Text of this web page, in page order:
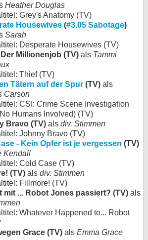
Heather Douglas
Grey's Anatomy (TV)
Housewives (#3.05 Sabotage)
Sarah
Desperate Housewives (TV)
Millionenjob (TV) als Tammi
Thief (TV)
Tätern auf der Spur (TV) als
Carson
CSI: Crime Scene Investigation
Humans Involved) (TV)
Bravo (TV) als div. Stimmen
Johnny Bravo (TV)
- Kein Opfer ist je vergessen (TV)
Kendall
Cold Case (TV)
(TV) als div. Stimmen
Fillmore! (TV)
mit ... Robot Jones passiert? (TV) als
Whatever Happened to... Robot
Grace (TV) als Emma Grace